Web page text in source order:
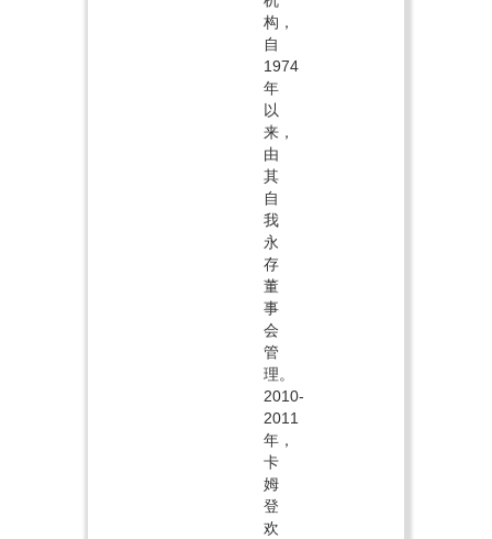
构，
自
1974
年
以
来，
由
其
自
我
永
存
董
事
会
管
理。
2010-
2011
年，
卡
姆
登
欢